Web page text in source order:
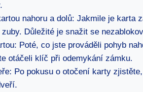
nahoru a dolů: Jakmile je karta
zuby. Důležité je snažit se
Poté, co jste prováděli pohyb
otáčeli klíč při odemykání zámku.
Po pokusu o otočení karty